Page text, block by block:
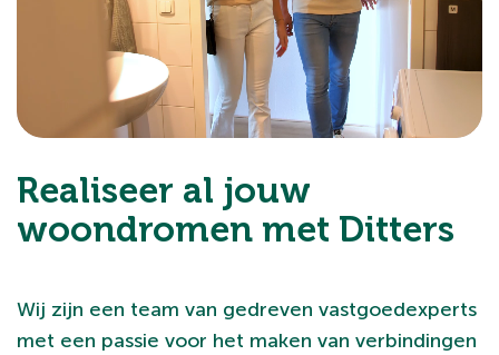
Realiseer al jouw
woondromen met Ditters
Wij zijn een team van gedreven vastgoedexperts
met een passie voor het maken van verbindingen